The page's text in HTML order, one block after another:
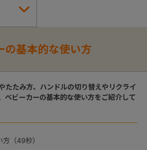
の基本的な使い方
たたみ方、ハンドルの切り替えやリクライ
ベビーカーの基本的な使い方をご紹介して
（49秒）